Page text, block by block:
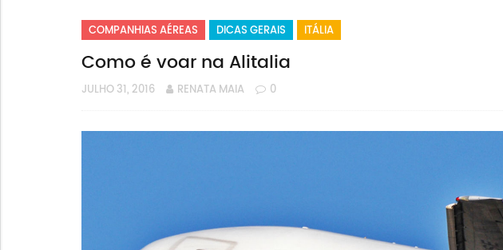
COMPANHIAS AÉREAS DICAS GERAIS ITÁLIA
Como é voar na Alitalia
JULHO 31, 2016 RENATA MAIA 0